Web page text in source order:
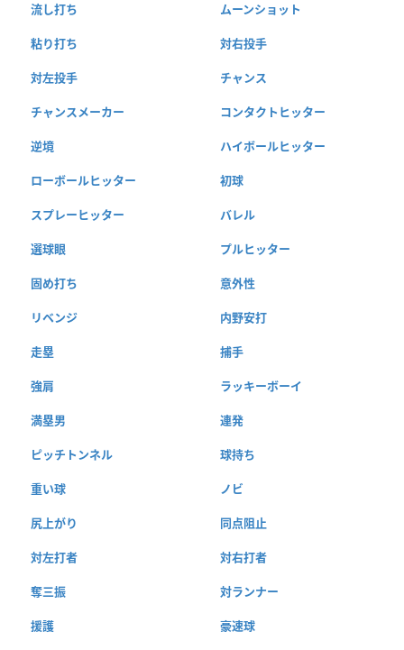
流し打ち ムーンショット
粘り打ち 対右投手
対左投手 チャンス
チャンスメーカー コンタクトヒッター
逆境 ハイボールヒッター
ローボールヒッター 初球
スプレーヒッター バレル
選球眼 プルヒッター
固め打ち 意外性
リベンジ 内野安打
走塁 捕手
強肩 ラッキーボーイ
満塁男 連発
ピッチトンネル 球持ち
重い球 ノビ
尻上がり 同点阻止
対左打者 対右打者
奪三振 対ランナー
援護 豪速球